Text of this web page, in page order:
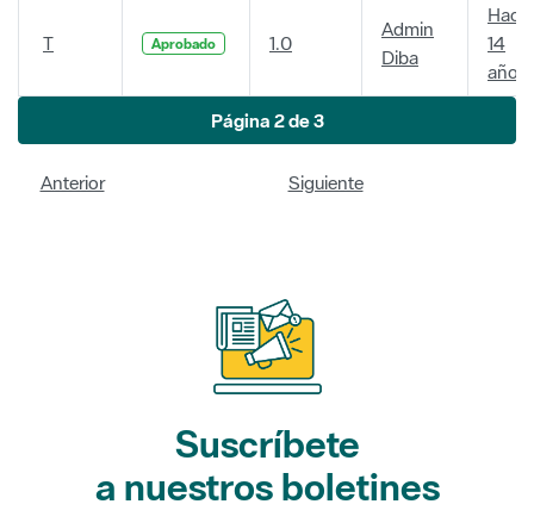
T Aprobado 1.0
Admin
Diba
Hace
14
años
Página 2 de 3
Anterior Siguiente
Suscríbete
a nuestros boletines